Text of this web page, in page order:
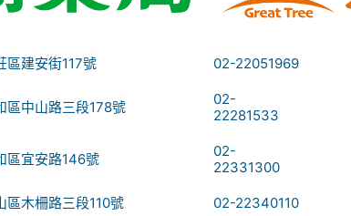
區建安街117號 02-22051969
區中山路三段178號
02-
22281533
區宜安路146號
02-
22331300
區木柵路三段110號 02-22340110